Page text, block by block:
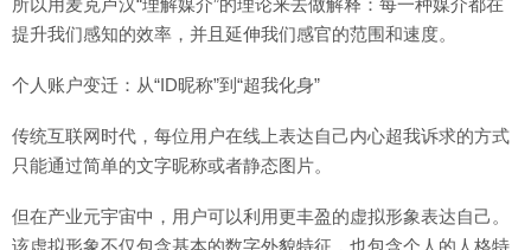
所以用麦克卢汉“理解媒介”的理论来去做解释：每一种媒介都在
提升我们感知的效率，并且延伸我们感官的范围和速度。
个人账户变迁：从“ID昵称”到“超我化身”
传统互联网时代，每位用户在线上表达自己内心超我诉求的方式
只能通过简单的文字昵称或者静态图片。
但在产业元宇宙中，用户可以利用更丰盈的虚拟形象表达自己。
该虚拟形象不仅包含基本的数字外貌特征，也包含个人的人格特